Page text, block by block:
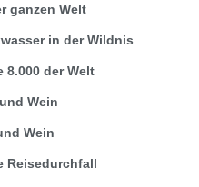
ganzen Welt
in der Wildnis
8.000 der Welt
Wein
Wein
Reisedurchfall